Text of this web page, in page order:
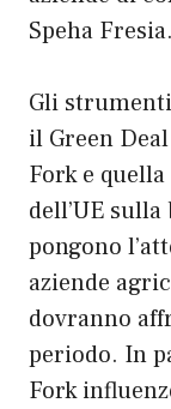
Speha Fresia.
Gli
il Green
Fork e quella
dell’UE
pongono
aziende
dovranno
periodo. In
Fork